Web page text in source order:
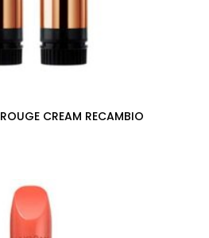
CREAM RECAMBIO